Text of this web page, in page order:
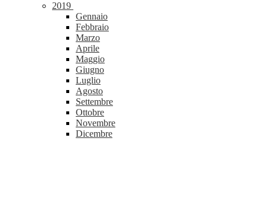
2019
Gennaio
Febbraio
Marzo
Aprile
Maggio
Giugno
Luglio
Agosto
Settembre
Ottobre
Novembre
Dicembre